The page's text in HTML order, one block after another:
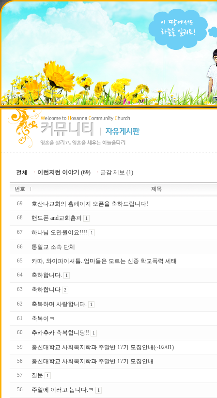
전체 ㆍ 이런저런 이야기 (69) ㆍ 글감 제보 (1)
번호 제목
69 호산나교회의 홈페이지 오픈을 축하드립니다!
68 핸드폰 and교회홈피 1
67 하나님 오만원이요!!!! 1
66 통일교 소속 단체
65 카따, 와이파이셔틀..엄마들은 모르는 신종 학교폭력 세태
64 축하합니다. 1
63 축하합니다 2
62 축복하며 사랑합니다. 1
61 축복이ㅋ
60 추카추카 축복합니당!! 1
59 총신대학교 사회복지학과 주말반 17기 모집안내(~02/01)
58 총신대학교 사회복지학과 주말반 17기 모집안내
57 질문 1
56 주일에 이러고 놉니다.ㅋ 1